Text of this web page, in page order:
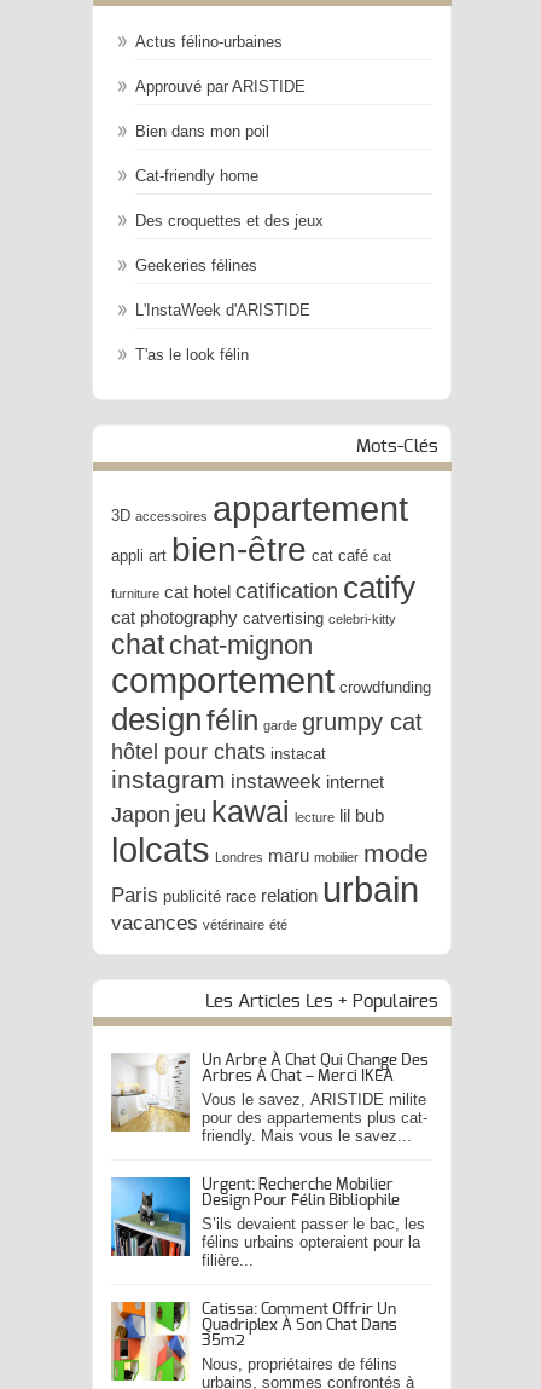
Actus félino-urbaines
Approuvé par ARISTIDE
Bien dans mon poil
Cat-friendly home
Des croquettes et des jeux
Geekeries félines
L'InstaWeek d'ARISTIDE
T'as le look félin
Mots-Clés
3D accessoires appartement
appli art bien-être cat café cat
furniture cat hotel catification catify
cat photography catvertising celebri-kitty
chat chat-mignon
comportement crowdfunding
designfélin garde grumpy cat
hôtel pour chats instacat
instagram instaweek internet
Japon jeu kawai lecture lil bub
lolcats Londres maru mobilier mode
Paris publicité race relation urbain
vacances vétérinaire été
Les Articles Les + Populaires
Un Arbre À Chat Qui Change Des
Arbres À Chat – Merci IKEA
Vous le savez, ARISTIDE milite
pour des appartements plus cat-
friendly. Mais vous le savez...
Urgent: Recherche Mobilier
Design Pour Félin Bibliophile
S’ils devaient passer le bac, les
félins urbains opteraient pour la
filière...
Catissa: Comment Offrir Un
Quadriplex À Son Chat Dans
35m2
Nous, propriétaires de félins
urbains, sommes confrontés à